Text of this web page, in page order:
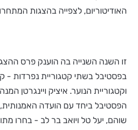
האודיטוריום, לצפייה בהצגות
זו השנה השנייה בה הוענק פרס
בפסטיבל בשתי קטגוריית נפרדות -
וקטגוריית הנוער. איציק ויינגרטן
הפסטיבל ביחד עם הועדה